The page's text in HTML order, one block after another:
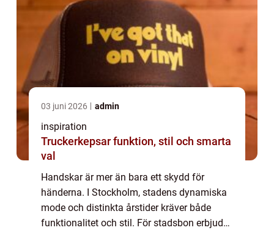
03 juni 2026 admin
inspiration
Truckerkepsar funktion, stil och smarta
val
Handskar är mer än bara ett skydd för
händerna. I Stockholm, stadens dynamiska
mode och distinkta årstider kräver både
funktionalitet och stil. För stadsbon erbjuder